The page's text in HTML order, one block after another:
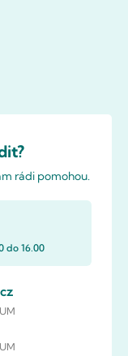
rádi pomohou.
do 16.00